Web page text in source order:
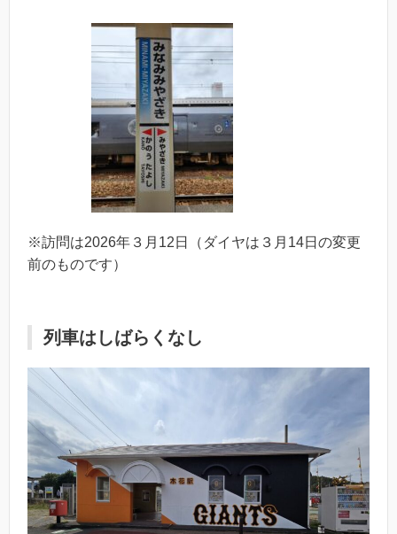
※訪問は2026年３月12日（ダイヤは３月14日の変更
前のものです）
列車はしばらくなし